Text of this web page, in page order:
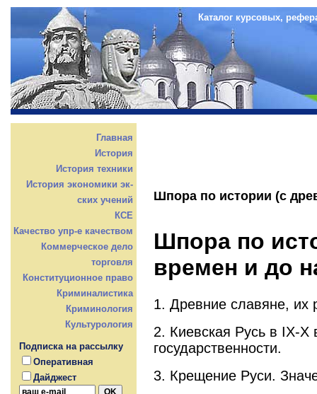
Каталог курсовых,
Главная
История
История техники
История экономики эк-
ских учений
КСЕ
Качество упр-е качеством
Коммерческое дело
торговля
Конституционное право
Криминалистика
Криминология
Культурология
Подписка на рассылку
Оперативная
Дайджест
Шпора по истории (с
Шпора по
времен и до
1. Древние славяне, их
2. Киевская Русь в IX-X
государственности.
3. Крещение Руси.